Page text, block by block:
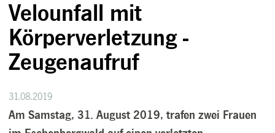
Velounfall mit
Körperverletzung -
Zeugenaufruf
31.08.2019
Am Samstag, 31. August 2019, trafen zwei Frauen